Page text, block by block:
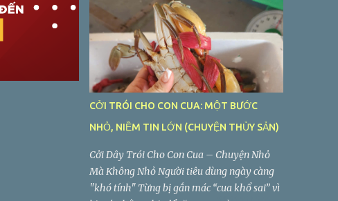
CỞI TRÓI CHO CON CUA: MỘT BƯỚC
NHỎ, NIỀM TIN LỚN (CHUYỆN THỦY SẢN)
Cởi Dây Trói Cho Con Cua – Chuyện Nhỏ
Mà Không Nhỏ Người tiêu dùng ngày càng
"khó tính" Từng bị gắn mác “cua khổ sai” vì